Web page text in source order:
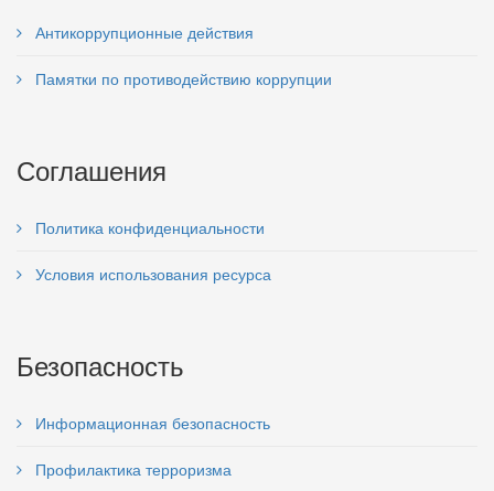
Антикоррупционные действия
Памятки по противодействию коррупции
Соглашения
Политика конфиденциальности
Условия использования ресурса
Безопасность
Информационная безопасность
Профилактика терроризма